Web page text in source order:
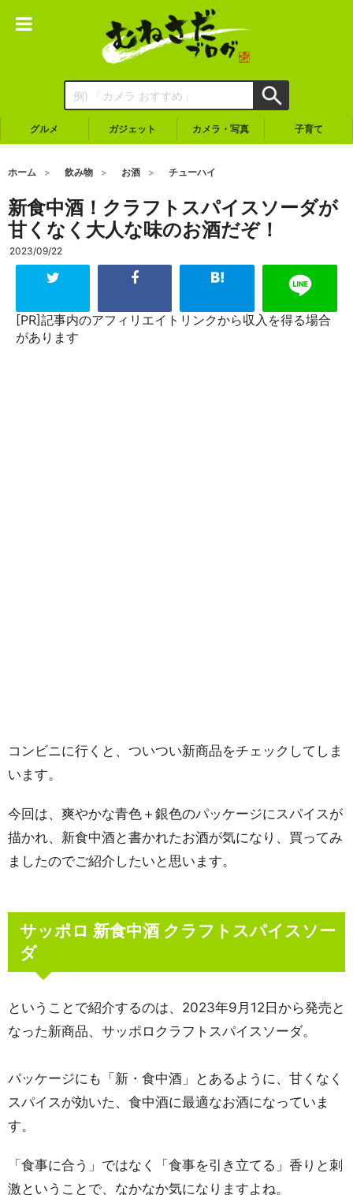
グルメ ガジェット カメラ・写真 子育て
ホーム 飲み物 お酒 チューハイ
新食中酒！クラフトスパイスソーダが
甘くなく大人な味のお酒だぞ！
2023/09/22
[PR]記事内のアフィリエイトリンクから収入を得る場合
があります
コンビニに行くと、ついつい新商品をチェックしてしま
います。
今回は、爽やかな青色＋銀色のパッケージにスパイスが
描かれ、新食中酒と書かれたお酒が気になり、買ってみ
ましたのでご紹介したいと思います。
サッポロ 新食中酒 クラフトスパイスソー
ダ
ということで紹介するのは、2023年9月12日から発売と
なった新商品、サッポロクラフトスパイスソーダ。
パッケージにも「新・食中酒」とあるように、甘くなく
スパイスが効いた、食中酒に最適なお酒になっていま
す。
「食事に合う」ではなく「食事を引き立てる」香りと刺
激ということで、なかなか気になりますよね。